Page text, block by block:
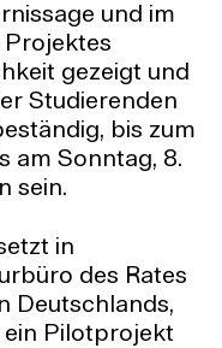
und im
Projektes
gezeigt und
Studierenden
bis zum
am Sonntag, 8.
sein.
in
des Rates
Deutschlands,
ein Pilotprojekt